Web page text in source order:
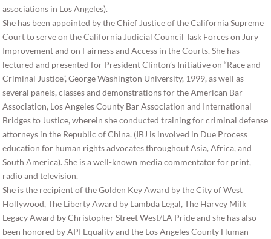
associations in Los Angeles).
She has been appointed by the Chief Justice of the California Supreme
Court to serve on the California Judicial Council Task Forces on Jury
Improvement and on Fairness and Access in the Courts. She has
lectured and presented for President Clinton’s Initiative on “Race and
Criminal Justice”, George Washington University, 1999, as well as
several panels, classes and demonstrations for the American Bar
Association, Los Angeles County Bar Association and International
Bridges to Justice, wherein she conducted training for criminal defense
attorneys in the Republic of China. (IBJ is involved in Due Process
education for human rights advocates throughout Asia, Africa, and
South America). She is a well-known media commentator for print,
radio and television.
She is the recipient of the Golden Key Award by the City of West
Hollywood, The Liberty Award by Lambda Legal, The Harvey Milk
Legacy Award by Christopher Street West/LA Pride and she has also
been honored by API Equality and the Los Angeles County Human